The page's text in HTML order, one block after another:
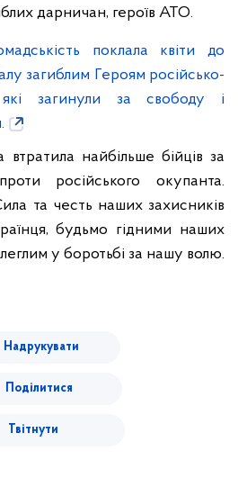
дарничан, героїв АТО.
поклала квіти до
загиблим Героям російсько-
які загинули за свободу і
найбільше бійців за
російського окупанта.
та честь наших захисників
будьмо гідними наших
у боротьбі за нашу волю.
Надрукувати
Поділитися
Твітнути